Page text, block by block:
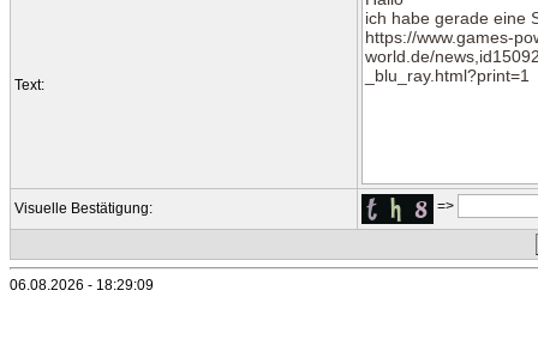
Text:
Visuelle Bestätigung: =>
06.08.2026 - 18:29:09